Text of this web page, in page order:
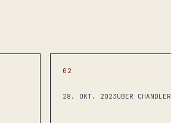
02
28. OKT. 2023ÜBER